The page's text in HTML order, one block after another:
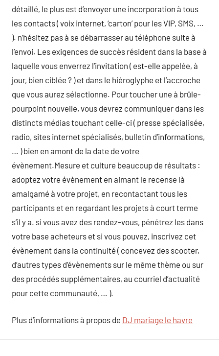
détaillé, le plus est d’envoyer une incorporation à tous
les contacts ( voix internet, ‘carton’ pour les VIP, SMS, …
). n’hésitez pas à se débarrasser au téléphone suite à
l’envoi. Les exigences de succès résident dans la base à
laquelle vous enverrez l’invitation ( est-elle appelée, à
jour, bien ciblée ? ) et dans le hiéroglyphe et l’accroche
que vous aurez sélectionne. Pour toucher une à brûle-
pourpoint nouvelle, vous devrez communiquer dans les
distincts médias touchant celle-ci ( presse spécialisée,
radio, sites internet spécialisés, bulletin d’informations,
… ) bien en amont de la date de votre
évènement.Mesure et culture beaucoup de résultats :
adoptez votre évènement en aimant le recense là
amalgamé à votre projet, en recontactant tous les
participants et en regardant les projets à court terme
s’il y a. si vous avez des rendez-vous, pénétrez les dans
votre base acheteurs et si vous pouvez, inscrivez cet
évènement dans la continuité ( concevez des scooter,
d’autres types d’évènements sur le même thème ou sur
des procédés supplémentaires, au courriel d’actualité
pour cette communauté, … ).
Plus d’informations à propos de DJ mariage le havre